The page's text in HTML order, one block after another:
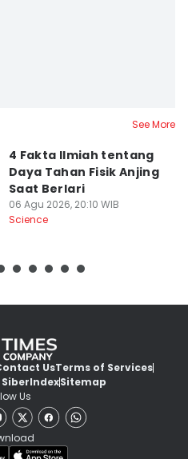
See More
4 Fakta Ilmiah tentang
Daya Tahan Fisik Anjing
Saat Berlari
06 Agu 2026, 20:10 WIB
Science
UsTerms of Services
IndexSitemap
Us